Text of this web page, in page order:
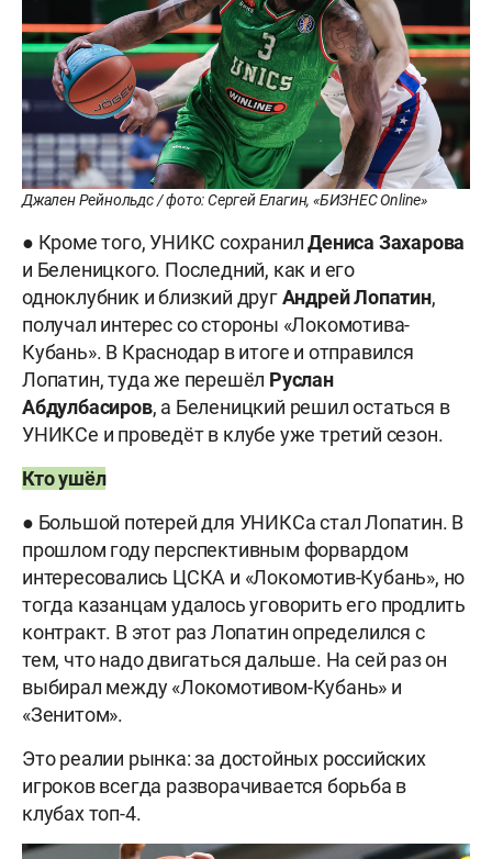
Джален Рейнольдс / фото: Сергей Елагин, «БИЗНЕС Online»
● Кроме того, УНИКС сохранилДениса Захарова
и Беленицкого. Последний, как и его
одноклубник и близкий другАндрейЛопатин,
получал интерес со стороны «Локомотива-
Кубань». В Краснодар в итоге и отправился
Лопатин, туда же перешёл Руслан
Абдулбасиров, а Беленицкий решил остаться в
УНИКСе и проведёт в клубе уже третий сезон.
Кто ушёл
● Большой потерей для УНИКСа стал Лопатин. В
прошлом году перспективным форвардом
интересовались ЦСКА и «Локомотив-Кубань», но
тогда казанцам удалось уговорить его продлить
контракт. В этот раз Лопатин определился с
тем, что надо двигаться дальше. На сей раз он
выбирал между «Локомотивом-Кубань» и
«Зенитом».
Это реалии рынка: за достойных российских
игроков всегда разворачивается борьба в
клубах топ-4.